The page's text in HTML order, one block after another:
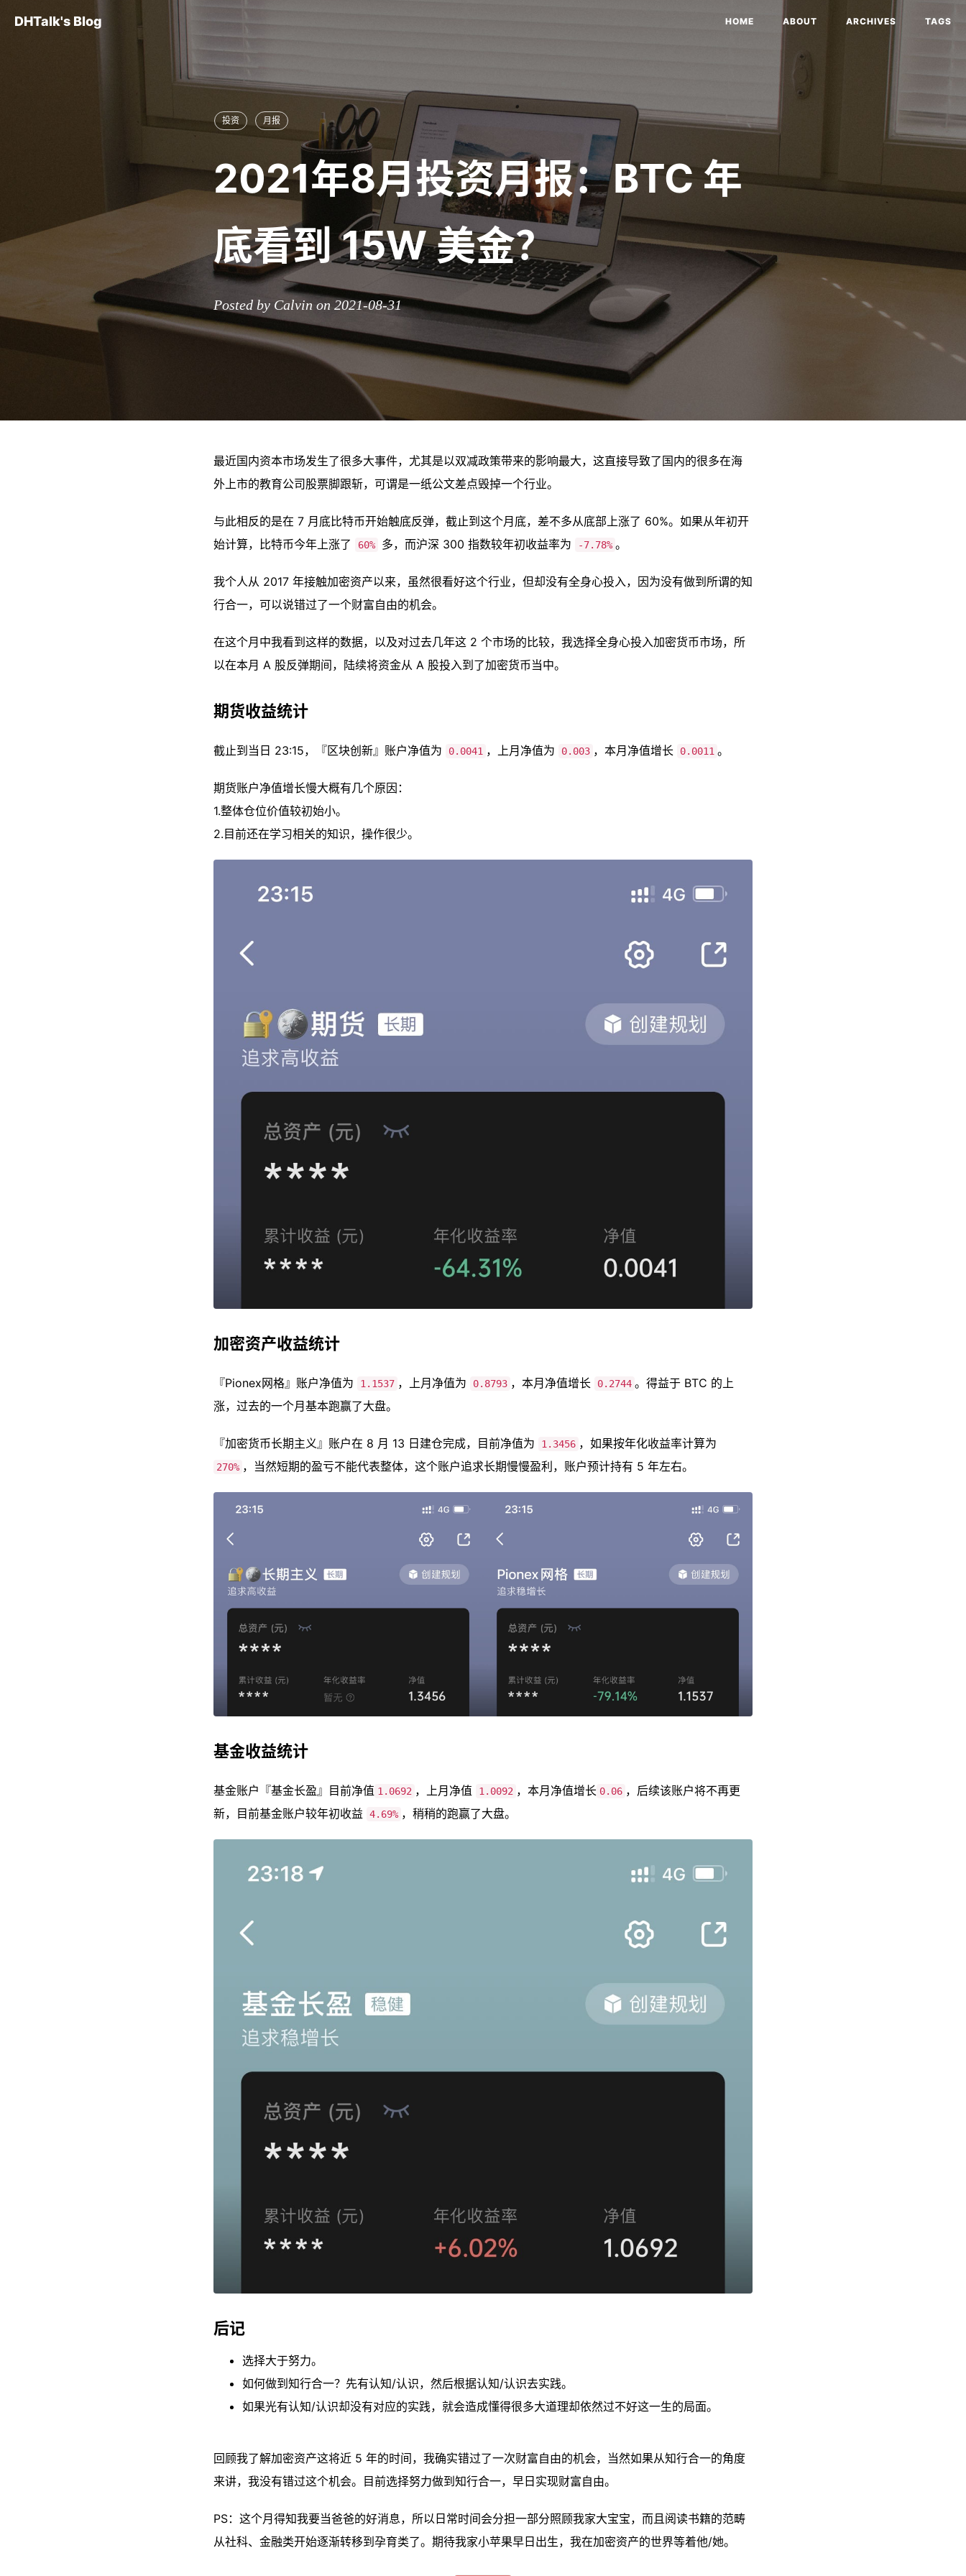
DHTalk's Blog HOME ABOUT ARCHIVES TAGS
投资 月报
2021年8月投资月报：BTC 年
底看到 15W 美金？
Posted by Calvin on 2021-08-31
最近国内资本市场发生了很多大事件，尤其是以双减政策带来的影响最大，这直接导致了国内的很多在海
外上市的教育公司股票脚跟斩，可谓是一纸公文差点毁掉一个行业。
与此相反的是在 7 月底比特币开始触底反弹，截止到这个月底，差不多从底部上涨了 60%。如果从年初开
始计算，比特币今年上涨了
60% 多，而沪深 300 指数较年初收益率为 -7.78% 。
我个人从 2017 年接触加密资产以来，虽然很看好这个行业，但却没有全身心投入，因为没有做到所谓的知
行合一，可以说错过了一个财富自由的机会。
在这个月中我看到这样的数据，以及对过去几年这 2 个市场的比较，我选择全身心投入加密货币市场，所
以在本月 A 股反弹期间，陆续将资金从 A 股投入到了加密货币当中。
期货收益统计
截止到当日 23:15，『区块创新』账户净值为 0.0041 ，上月净值为 0.003 ，本月净值增长 0.0011 。
期货账户净值增长慢大概有几个原因：
1.整体仓位价值较初始小。
2.目前还在学习相关的知识，操作很少。
加密资产收益统计
『Pionex网格』账户净值为 1.1537 ，上月净值为 0.8793 ，本月净值增长 0.2744 。得益于 BTC 的上
涨，过去的一个月基本跑赢了大盘。
『加密货币长期主义』账户在 8 月 13 日建仓完成，目前净值为 1.3456 ，如果按年化收益率计算为
270% ，当然短期的盈亏不能代表整体，这个账户追求长期慢慢盈利，账户预计持有 5 年左右。
基金收益统计
基金账户『基金长盈』目前净值 1.0692 ，上月净值 1.0092 ，本月净值增长 0.06 ，后续该账户将不再更
新，目前基金账户较年初收益
4.69% ，稍稍的跑赢了大盘。
后记
选择大于努力。
如何做到知行合一？先有认知/认识，然后根据认知/认识去实践。
如果光有认知/认识却没有对应的实践，就会造成懂得很多大道理却依然过不好这一生的局面。
回顾我了解加密资产这将近 5 年的时间，我确实错过了一次财富自由的机会，当然如果从知行合一的角度
来讲，我没有错过这个机会。目前选择努力做到知行合一，早日实现财富自由。
PS：这个月得知我要当爸爸的好消息，所以日常时间会分担一部分照顾我家大宝宝，而且阅读书籍的范畴
从社科、金融类开始逐渐转移到孕育类了。期待我家小苹果早日出生，我在加密资产的世界等着他/她。